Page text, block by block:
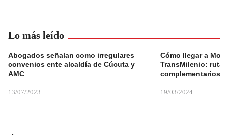
Lo más leído
Abogados señalan como irregulares
convenios ente alcaldía de Cúcuta y
AMC
13/07/2023
Cómo llegar a
TransMilenio:
complementarios
19/03/2024